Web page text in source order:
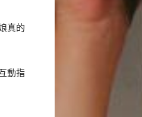
真的
動指